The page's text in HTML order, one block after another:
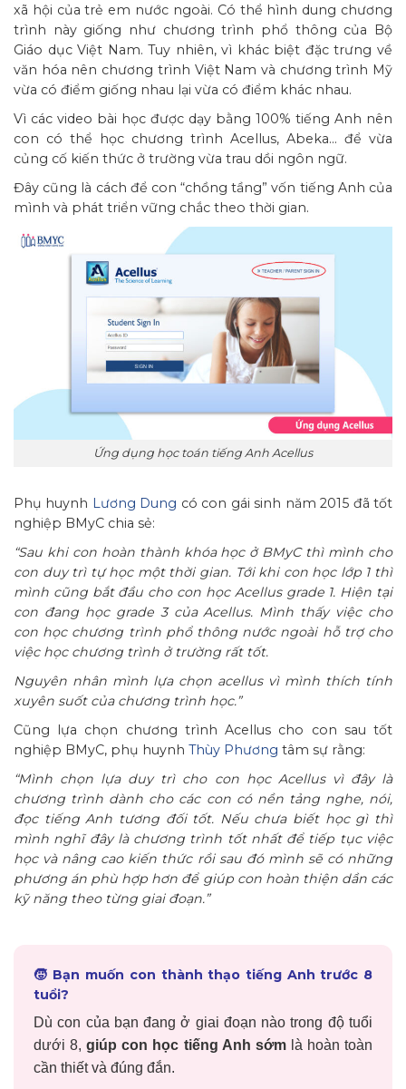
xã hội của trẻ em nước ngoài. Có thể hình dung chương
trình này giống như chương trình phổ thông của Bộ
Giáo dục Việt Nam. Tuy nhiên, vì khác biệt đặc trưng về
văn hóa nên chương trình Việt Nam và chương trình Mỹ
vừa có điểm giống nhau lại vừa có điểm khác nhau.
Vì các video bài học được dạy bằng 100% tiếng Anh nên
con có thể học chương trình Acellus, Abeka… để vừa
củng cố kiến thức ở trường vừa trau dồi ngôn ngữ.
Đây cũng là cách để con “chồng tầng” vốn tiếng Anh của
mình và phát triển vững chắc theo thời gian.
Ứng dụng học toán tiếng Anh Acellus
Phụ huynh Lương Dung có con gái sinh năm 2015 đã tốt
nghiệp BMyC chia sẻ:
“Sau khi con hoàn thành khóa học ở BMyC thì mình cho
con duy trì tự học một thời gian. Tới khi con học lớp 1 thì
mình cũng bắt đầu cho con học Acellus grade 1. Hiện tại
con đang học grade 3 của Acellus. Mình thấy việc cho
con học chương trình phổ thông nước ngoài hỗ trợ cho
việc học chương trình ở trường rất tốt.
Nguyên nhân mình lựa chọn acellus vì mình thích tính
xuyên suốt của chương trình học.”
Cũng lựa chọn chương trình Acellus cho con sau tốt
nghiệp BMyC, phụ huynh Thùy Phương tâm sự rằng:
“Mình chọn lựa duy trì cho con học Acellus vì đây là
chương trình dành cho các con có nền tảng nghe, nói,
đọc tiếng Anh tương đối tốt. Nếu chưa biết học gì thì
mình nghĩ đây là chương trình tốt nhất để tiếp tục việc
học và nâng cao kiến thức rồi sau đó mình sẽ có những
phương án phù hợp hơn để giúp con hoàn thiện dần các
kỹ năng theo từng giai đoạn.”
🧒 Bạn muốn con thành thạo tiếng Anh trước 8
tuổi?
Dù con của bạn đang ở giai đoạn nào trong độ tuổi
dưới 8,giúp con học tiếng Anh sớmlà hoàn toàn
cần thiết và đúng đắn.